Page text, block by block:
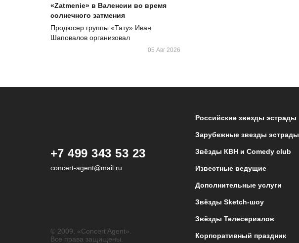
«Zatmenie» в Валенсии во время
солнечного затмения
Продюсер группы «Тату» Иван
Шаповалов организовал
05 Авг 2026
+7 499 343 53 23
concert-agent@mail.ru
© 2009, «Concert Agent».
Все права защищены.
Российские звезды эстрады
Зарубежные звезды эстрады
Звёзды КВН и Comedy club
Известные ведущие
Дополнительные услуги
Звёзды Sketch-шоу
Звёзды Телесериалов
Корпоративный праздник